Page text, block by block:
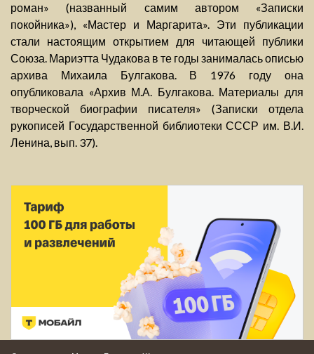
роман» (названный самим автором «Записки
покойника»), «Мастер и Маргарита». Эти публикации
стали настоящим открытием для читающей публики
Союза. Мариэтта Чудакова в те годы занималась описью
архива Михаила Булгакова. В 1976 году она
опубликовала «Архив М.А. Булгакова. Материалы для
творческой биографии писателя» (Записки отдела
рукописей Государственной библиотеки СССР им. В.И.
Ленина, вып. 37).